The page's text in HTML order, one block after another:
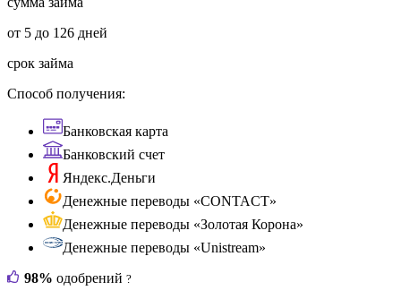
от 5 до 126 дней
срок займа
Способ получения:
Банковская карта
Банковский счет
Яндекс.Деньги
Денежные переводы «CONTACT»
Денежные переводы «Золотая Корона»
Денежные переводы «Unistream»
98% одобрений ?